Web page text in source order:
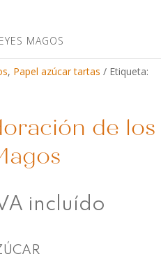
MAGOS
, Papel azúcar tartas
Etiqueta:
de los
incluído